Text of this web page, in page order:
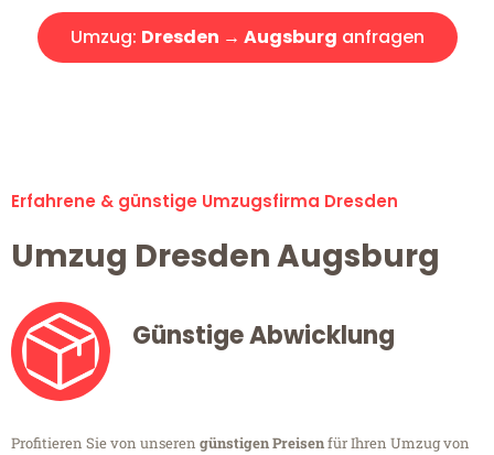
Umzug: Dresden → Augsburg anfragen
Erfahrene & günstige Umzugsfirma Dresden
Umzug Dresden Augsburg
Günstige Abwicklung
Profitieren Sie von unseren günstigen Preisenfür Ihren Umzug von